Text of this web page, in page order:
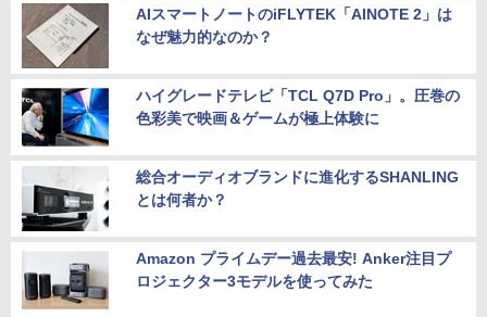
AIスマートノートのiFLYTEK「AINOTE 2」は
なぜ魅力的なのか？
ハイグレードテレビ「TCL Q7D Pro」。圧巻の
色彩美で映画＆ゲームが極上体験に
総合オーディオブランドに進化するSHANLING
とは何者か？
Amazon プライムデー過去最安! Anker注目プ
ロジェクター3モデルを使ってみた